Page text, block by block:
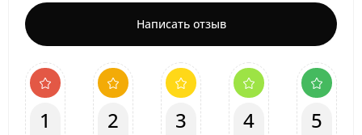
Написать отзыв
1 2 3 4 5